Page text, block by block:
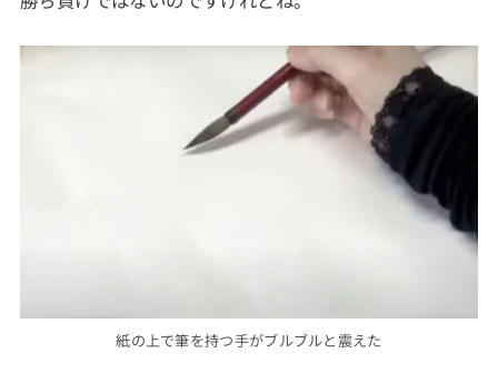
紙の上で筆を持つ手がブルブルと震えた